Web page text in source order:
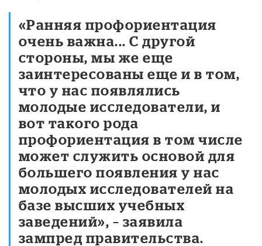
«Ранняя профориентация
очень важна... С другой
стороны, мы же еще
заинтересованы еще и в том,
что у нас появлялись
молодые исследователи, и
вот такого рода
профориентация в том числе
может служить основой для
большего появления у нас
молодых исследователей на
базе высших учебных
заведений», – заявила
зампред правительства.